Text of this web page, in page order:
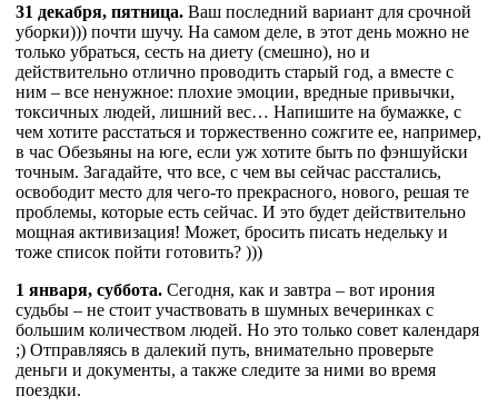
31 декабря, пятница. Ваш последний вариант для срочной
уборки))) почти шучу. На самом деле, в этот день можно не
только убраться, сесть на диету (смешно), но и
действительно отлично проводить старый год, а вместе с
ним – все ненужное: плохие эмоции, вредные привычки,
токсичных людей, лишний вес… Напишите на бумажке, с
чем хотите расстаться и торжественно сожгите ее, например,
в час Обезьяны на юге, если уж хотите быть по фэншуйски
точным. Загадайте, что все, с чем вы сейчас расстались,
освободит место для чего-то прекрасного, нового, решая те
проблемы, которые есть сейчас. И это будет действительно
мощная активизация! Может, бросить писать недельку и
тоже список пойти готовить? )))
1 января, суббота. Сегодня, как и завтра – вот ирония
судьбы – не стоит участвовать в шумных вечеринках с
большим количеством людей. Но это только совет календаря
;) Отправляясь в далекий путь, внимательно проверьте
деньги и документы, а также следите за ними во время
поездки.